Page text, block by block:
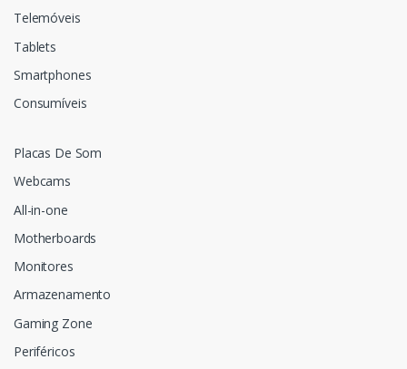
Telemóveis
Tablets
Smartphones
Consumíveis
Placas De Som
Webcams
All-in-one
Motherboards
Monitores
Armazenamento
Gaming Zone
Periféricos